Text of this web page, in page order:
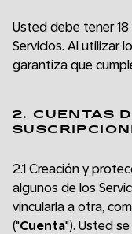
Usted debe tener
Servicios. Al utilizar
garantiza que
2. CUENTAS
2.1 Creación y
algunos de los
vincularla a otra,
("Cuenta"). Usted